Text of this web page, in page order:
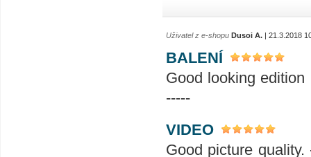
Uživatel z e-shopu Dusoi A. | 21.3.2018
BALENÍ
Good looking edition
-----
VIDEO
Good picture quality.